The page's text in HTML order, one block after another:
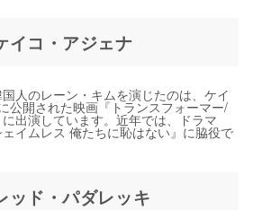
イコ・アジェナ
人のレーン・キムを演じたのは、ケイ
公開された映画『トランスフォーマー/
出演しています。近年では、ドラマ
イムレス 俺たちに恥はない』に脇役で
ッド・パダレッキ